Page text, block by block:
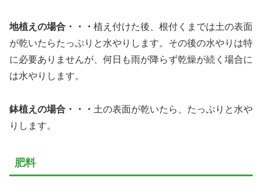
地植えの場合・・・ 植え付けた後、根付くまでは土の表面
が乾いたらたっぷりと水やりします。その後の水やりは特
に必要ありませんが、何日も雨が降らず乾燥が続く場合に
は水やりします。
鉢植えの場合・・・ 土の表面が乾いたら、たっぷりと水や
りします。
肥料